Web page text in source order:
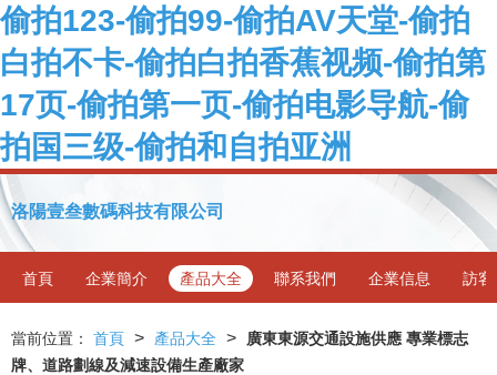
偷拍123-偷拍99-偷拍AV天堂-偷拍
白拍不卡-偷拍白拍香蕉视频-偷拍第
17页-偷拍第一页-偷拍电影导航-偷
拍国三级-偷拍和自拍亚洲
洛陽壹叁數碼科技有限公司
首頁 企業簡介 產品大全 聯系我們 企業信息 訪客
當前位置： 首頁 > 產品大全 >
廣東東源交通設施供應 專業標志
牌、道路劃線及減速設備生產廠家